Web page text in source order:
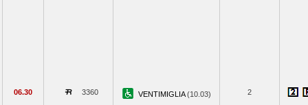
06.30 3360 VENTIMIGLIA(10.03) 2